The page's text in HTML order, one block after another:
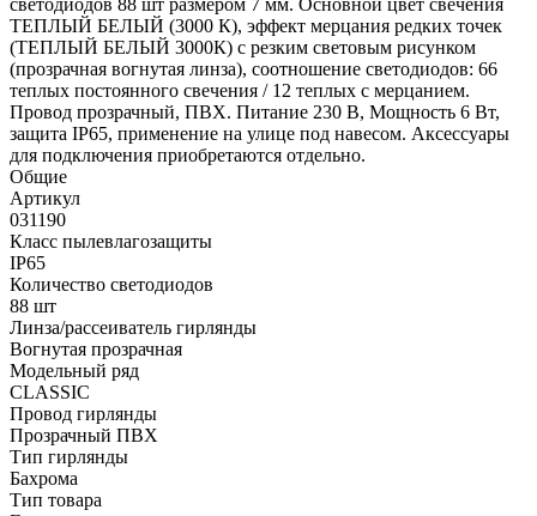
ТЕПЛЫЙ БЕЛЫЙ (3000 К), эффект мерцания редких точек
(ТЕПЛЫЙ БЕЛЫЙ 3000К) с резким световым рисунком
(прозрачная вогнутая линза), соотношение светодиодов: 66
теплых постоянного свечения / 12 теплых с мерцанием.
Провод прозрачный, ПВХ. Питание 230 В, Мощность 6 Вт,
защита IP65, применение на улице под навесом. Аксессуары
для подключения приобретаются отдельно.
Общие
Артикул
031190
Класс пылевлагозащиты
IP65
Количество светодиодов
88 шт
Линза/рассеиватель гирлянды
Вогнутая прозрачная
Модельный ряд
CLASSIC
Провод гирлянды
Прозрачный ПВХ
Тип гирлянды
Бахрома
Тип товара